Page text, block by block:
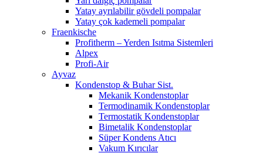
Yatay ayrılabilir gövdeli pompalar
Yatay çok kademeli pompalar
Fraenkische
Profitherm – Yerden Isıtma Sistemleri
Alpex
Profi-Air
Ayvaz
Kondenstop & Buhar Sist.
Mekanik Kondenstoplar
Termodinamik Kondenstoplar
Termostatik Kondenstoplar
Bimetalik Kondenstoplar
Süper Kondens Atıcı
Vakum Kırıcılar